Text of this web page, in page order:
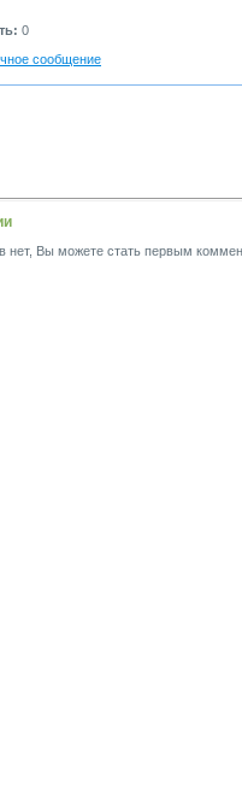
0
сообщение
нет, Вы можете стать первым